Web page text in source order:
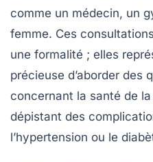
comme un médecin, un
femme. Ces
une formalité ; elles
précieuse d’aborder des
concernant la santé de
dépistant des
l’hypertension ou le